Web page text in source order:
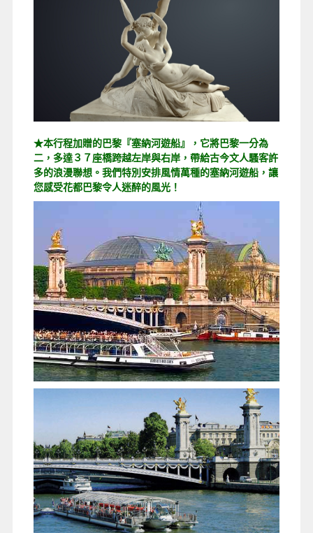
★本行程加贈的巴黎『塞納河遊船』，它將巴黎一分為
二，多達３７座橋跨越左岸與右岸，帶給古今文人騷客許
多的浪漫聯想。我們特別安排風情萬種的塞納河遊船，讓
您感受花都巴黎令人迷醉的風光！